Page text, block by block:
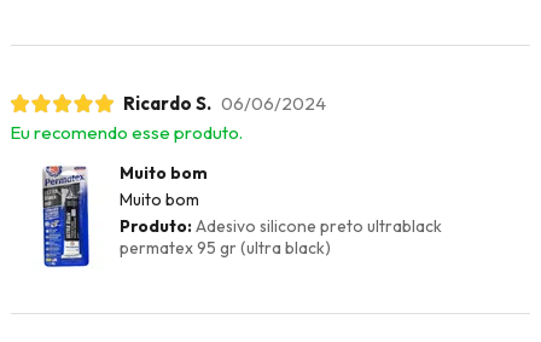
Ricardo S. 06/06/2024
Eu recomendo esse produto.
Muito bom
Muito bom
Produto:Adesivo silicone preto ultrablack
permatex 95 gr (ultra black)